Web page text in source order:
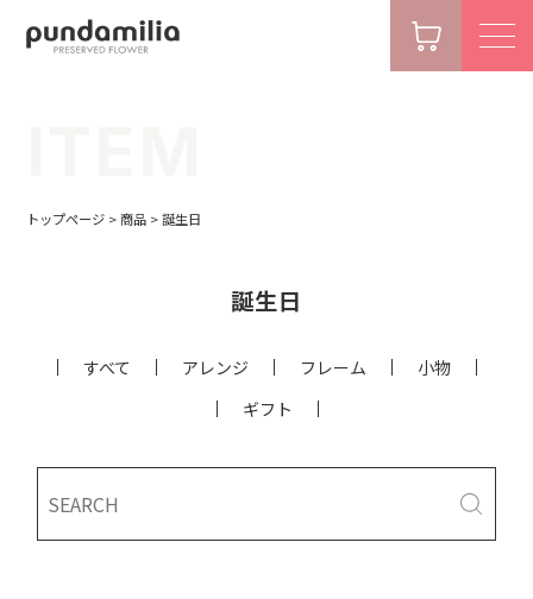
トップページ >商品 >誕生日
誕生日
すべて アレンジ フレーム
小物
ギフト